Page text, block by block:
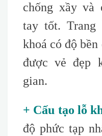
chống xầy và
tay tốt.
khoá có độ
được vẻ đẹp
gian.
+ Cấu tạo lỗ
độ phức tạp